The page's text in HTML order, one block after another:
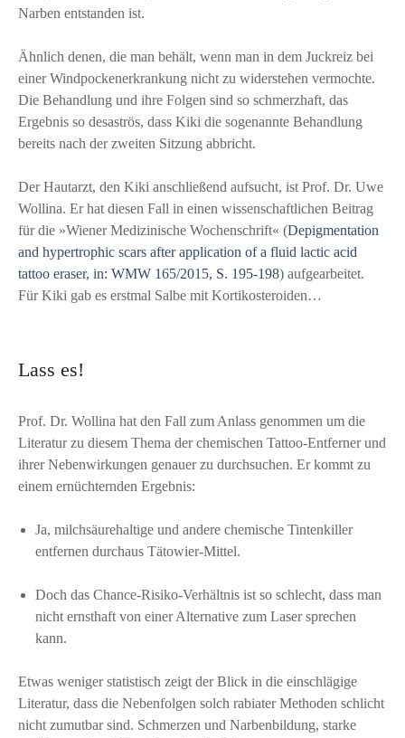
Narben entstanden ist.
Ähnlich denen, die man behält, wenn man in dem Juckreiz bei
einer Windpockenerkrankung nicht zu widerstehen vermochte.
Die Behandlung und ihre Folgen sind so schmerzhaft, das
Ergebnis so desaströs, dass Kiki die sogenannte Behandlung
bereits nach der zweiten Sitzung abbricht.
Der Hautarzt, den Kiki anschließend aufsucht, ist Prof. Dr. Uwe
Wollina. Er hat diesen Fall in einen wissenschaftlichen Beitrag
für die »Wiener Medizinische Wochenschrift« (Depigmentation
and hypertrophic scars after application of a fluid lactic acid
tattoo eraser, in: WMW 165/2015, S. 195-198) aufgearbeitet.
Für Kiki gab es erstmal Salbe mit Kortikosteroiden…
Lass es!
Prof. Dr. Wollina hat den Fall zum Anlass genommen um die
Literatur zu diesem Thema der chemischen Tattoo-Entferner und
ihrer Nebenwirkungen genauer zu durchsuchen. Er kommt zu
einem ernüchternden Ergebnis:
Ja, milchsäurehaltige und andere chemische Tintenkiller
entfernen durchaus Tätowier-Mittel.
Doch das Chance-Risiko-Verhältnis ist so schlecht, dass man
nicht ernsthaft von einer Alternative zum Laser sprechen
kann.
Etwas weniger statistisch zeigt der Blick in die einschlägige
Literatur, dass die Nebenfolgen solch rabiater Methoden schlicht
nicht zumutbar sind. Schmerzen und Narbenbildung, starke